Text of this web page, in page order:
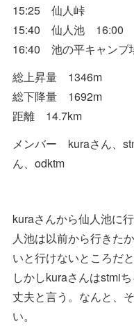
15:25 仙人峠
15:40 仙人池 16:00
16:40 池の平キャンプ
総上昇量 1346m
総下降量 1692m
距離 14.7km
メンバー kuraさん、
ん、odktm
kuraさんから仙人池に
人池は以前から行きた
いと行けないところだ
しかしkuraさんはstmi
丈夫と言う。なんと、
い。